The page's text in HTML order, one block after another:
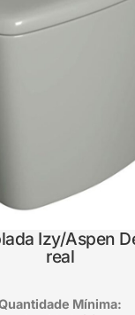
Izy/Aspen
real
Mínima: